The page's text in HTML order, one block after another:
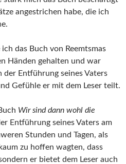
angestrichen habe, die ich
das Buch von Reemtsmas
Händen gehalten und war
der Entführung seines Vaters
Gefühle er mit dem Leser teilt.
Wir sind dann wohl die
Entführung seines Vaters am
Stunden und Tagen, als
zu hoffen wagten, dass
er bietet dem Leser auch